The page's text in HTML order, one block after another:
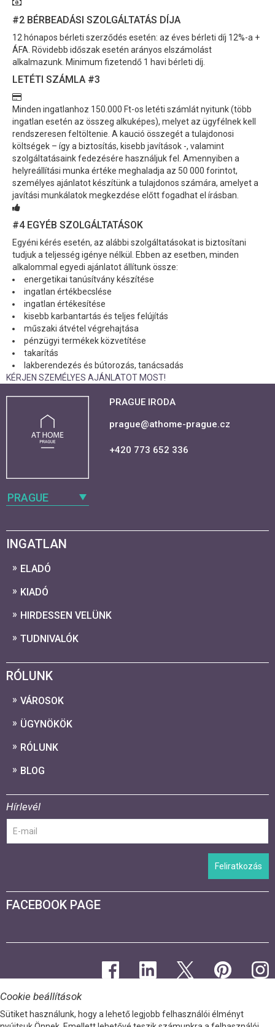
#2 BÉRBEADÁSI SZOLGÁLTATÁS DÍJA
12 hónapos bérleti szerződés esetén: az éves bérleti díj 12%-a +
ÁFA. Rövidebb időszak esetén arányos elszámolást
alkalmazunk. Minimum fizetendő 1 havi bérleti díj.
LETÉTI SZÁMLA #3
Minden ingatlanhoz 150.000 Ft-os letéti számlát nyitunk (több
ingatlan esetén az összeg alkuképes), melyet az ügyfélnek kell
rendszeresen feltöltenie. A kaució összegét a tulajdonosi
költségek – így a biztosítás, kisebb javítások -, valamint
szolgáltatásaink fedezésére használjuk fel. Amennyiben a
helyreállítási munka értéke meghaladja az 50 000 forintot,
személyes ajánlatot készítünk a tulajdonos számára, amelyet a
javítási munkálatok megkezdése előtt fogadhat el írásban.
#4EGYÉB SZOLGÁLTATÁSOK
Egyéni kérés esetén, az alábbi szolgáltatásokat is biztosítani
tudjuk a teljesség igénye nélkül. Ebben az esetben, minden
alkalommal egyedi ajánlatot állítunk össze:
energetikai tanúsítvány készítése
ingatlan értékbecslése
ingatlan értékesítése
kisebb karbantartás és teljes felújítás
műszaki átvétel végrehajtása
pénzügyi termékek közvetítése
takarítás
lakberendezés és bútorozás, tanácsadás
KÉRJEN SZEMÉLYES AJÁNLATOT MOST!
PRAGUE
PRAGUE IRODA
prague@athome-prague.cz
+420 773 652 336
INGATLAN
ELADÓ
KIADÓ
HIRDESSEN VELÜNK
TUDNIVALÓK
RÓLUNK
VÁROSOK
ÜGYNÖKÖK
RÓLUNK
BLOG
Hírlevél
Feliratkozás
FACEBOOK PAGE
Cookie beállítások
Sütiket használunk, hogy a lehető legjobb felhasználói élményt